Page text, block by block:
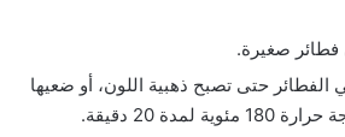
فطائر صغيرة.
حتى تصبح ذهبية اللون، أو ضعيها
لمدة 20 دقيقة.